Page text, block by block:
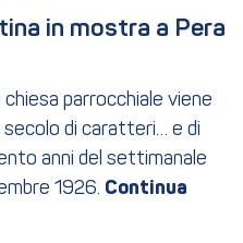
in mostra a Pera
chiesa parrocchiale viene
secolo di caratteri… e di
anni del settimanale
1926.